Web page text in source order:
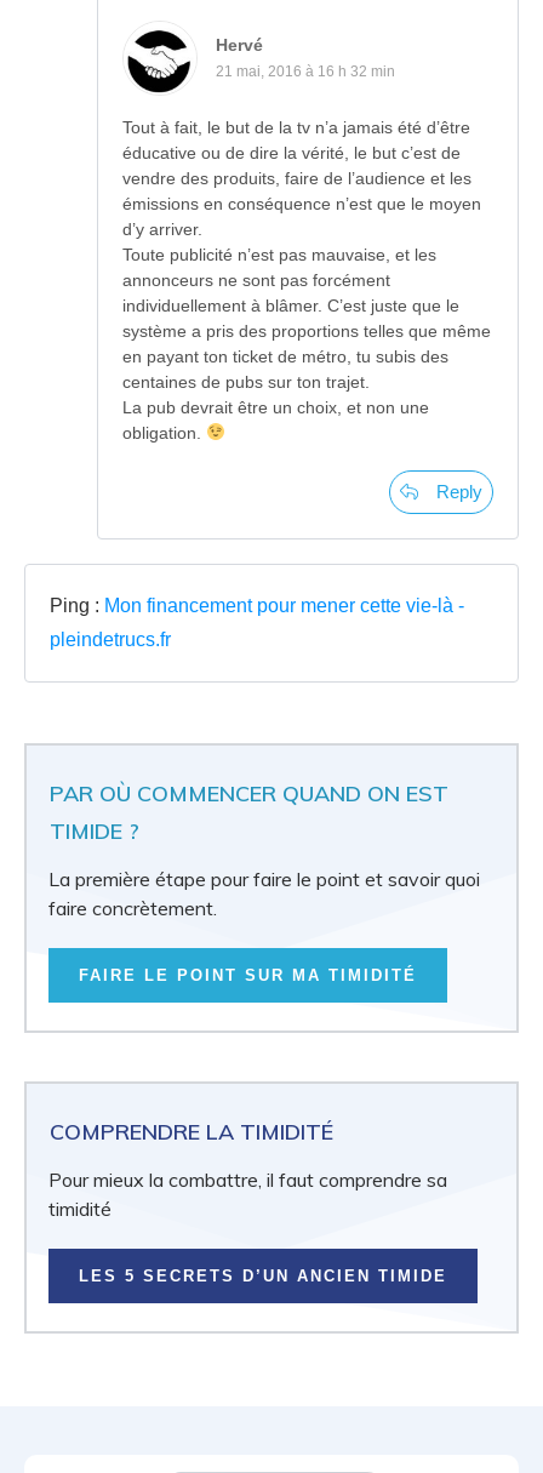
Hervé
21 mai, 2016 à 16 h 32 min
Tout à fait, le but de la tv n’a jamais été d’être
éducative ou de dire la vérité, le but c’est de
vendre des produits, faire de l’audience et les
émissions en conséquence n’est que le moyen
d’y arriver.
Toute publicité n’est pas mauvaise, et les
annonceurs ne sont pas forcément
individuellement à blâmer. C’est juste que le
système a pris des proportions telles que même
en payant ton ticket de métro, tu subis des
centaines de pubs sur ton trajet.
La pub devrait être un choix, et non une
obligation.
Reply
Ping : Mon financement pour mener cette vie-là -
pleindetrucs.fr
PAR OÙ COMMENCER QUAND ON EST
TIMIDE ?
La première étape pour faire le point et savoir quoi
faire concrètement.
FAIRE LE POINT SUR MA TIMIDITÉ
COMPRENDRE LA TIMIDITÉ
Pour mieux la combattre, il faut comprendre sa
timidité
LES 5 SECRETS D’UN ANCIEN TIMIDE